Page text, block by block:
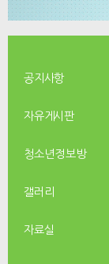
공지사항
자유게시판
청소년 정보방
갤러리
자료실